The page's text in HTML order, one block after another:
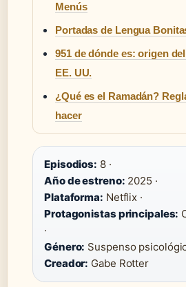
Menús
Portadas de Lengua
951 de dónde es: origen
EE. UU.
¿Qué es el Ramadán?
hacer
Episodios: 8 ·
Año de estreno: 2025 ·
Plataforma: Netflix ·
Protagonistas principales:
·
Género: Suspenso
Creador: Gabe Rotter